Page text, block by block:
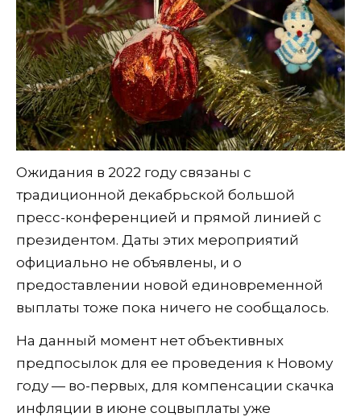
Ожидания в 2022 году связаны с
традиционной декабрьской большой
пресс-конференцией и прямой линией с
президентом. Даты этих мероприятий
официально не объявлены, и о
предоставлении новой единовременной
выплаты тоже пока ничего не сообщалось.
На данный момент нет объективных
предпосылок для ее проведения к Новому
году — во-первых, для компенсации скачка
инфляции в июне соцвыплаты уже